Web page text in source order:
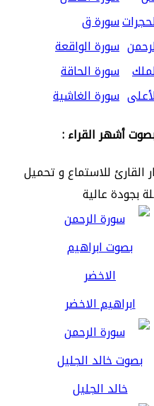
سورة ق
سورة الواقعة
سورة الحاقة
سورة الغاشية
أشهر القراء :
القارئ للاستماع و تحميل
بجودة عالية
ابراهيم الاخضر
خالد الجليل